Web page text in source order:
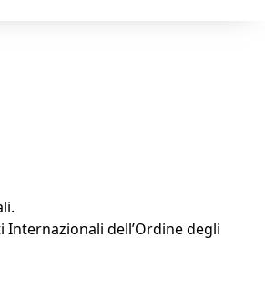
Internazionali dell’Ordine degli